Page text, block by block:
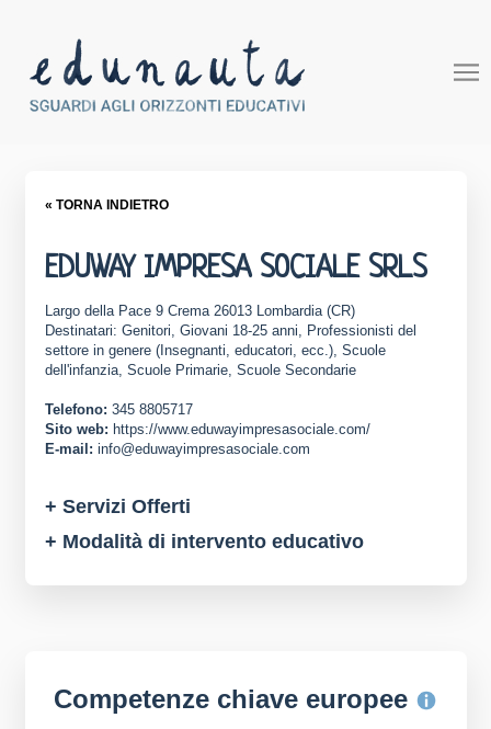
« TORNA INDIETRO
EDUWAY IMPRESA SOCIALE SRLS
Largo della Pace 9 Crema 26013 Lombardia (CR)
Destinatari: Genitori, Giovani 18-25 anni, Professionisti del
settore in genere (Insegnanti, educatori, ecc.), Scuole
dell'infanzia, Scuole Primarie, Scuole Secondarie
Telefono: 345 8805717
Sito web: https://www.eduwayimpresasociale.com/
E-mail: info@eduwayimpresasociale.com
+ Servizi Offerti
+ Modalità di intervento educativo
Competenze chiave europee